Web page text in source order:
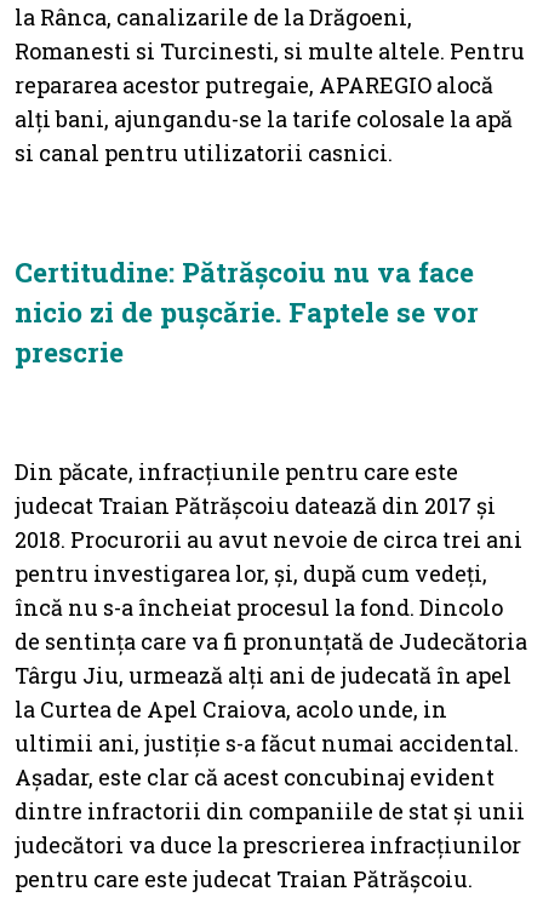
la Rânca, canalizarile de la Drăgoeni,
Romanesti si Turcinesti, si multe altele. Pentru
repararea acestor putregaie, APAREGIO alocă
alți bani, ajungandu-se la tarife colosale la apă
si canal pentru utilizatorii casnici.
Certitudine: Pătrășcoiu nu va face
nicio zi de pușcărie. Faptele se vor
prescrie
Din păcate, infracțiunile pentru care este
judecat Traian Pătrășcoiu datează din 2017 și
2018. Procurorii au avut nevoie de circa trei ani
pentru investigarea lor, și, după cum vedeți,
încă nu s-a încheiat procesul la fond. Dincolo
de sentința care va fi pronunțată de Judecătoria
Târgu Jiu, urmează alți ani de judecată în apel
la Curtea de Apel Craiova, acolo unde, in
ultimii ani, justiție s-a făcut numai accidental.
Așadar, este clar că acest concubinaj evident
dintre infractorii din companiile de stat și unii
judecători va duce la prescrierea infracțiunilor
pentru care este judecat Traian Pătrășcoiu.